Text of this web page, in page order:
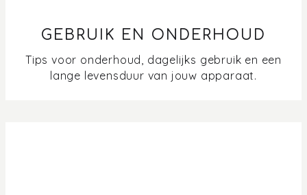
GEBRUIK EN ONDERHOUD
Tips voor onderhoud, dagelijks gebruik en een
lange levensduur van jouw apparaat.